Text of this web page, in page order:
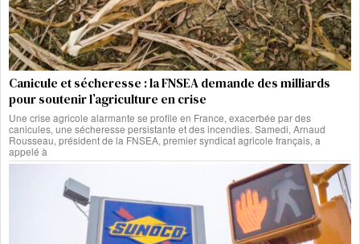
Canicule et sécheresse : la FNSEA demande des milliards
pour soutenir l’agriculture en crise
Une crise agricole alarmante se profile en France, exacerbée par des
canicules, une sécheresse persistante et des incendies. Samedi, Arnaud
Rousseau, président de la FNSEA, premier syndicat agricole français, a
appelé à